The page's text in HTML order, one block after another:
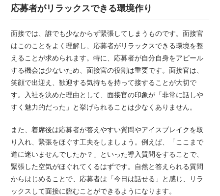
応募者がリラックスできる環境作り
面接では、誰でも少なからず緊張してしまうものです。面接官
はこのことをよく理解し、応募者がリラックスできる環境を整
えることが求められます。特に、応募者が自分自身をアピール
する機会は少ないため、面接官の役割は重要です。面接官は、
笑顔で出迎え、歓迎する気持ちを持って接することが大切で
す。入社を決めた理由として、面接官の印象が「非常に話しや
すく魅力的だった」と挙げられることは少なくありません。
また、着席後は応募者が答えやすい質問やアイスブレイクを取
り入れ、緊張をほぐす工夫をしましょう。例えば、「ここまで
道に迷いませんでしたか？」といった導入質問をすることで、
緊張した空気がほぐれてくるはずです。自然と答えられる質問
からはじめることで、応募者は「今日は話せる」と感じ、リラ
ックスして面接に臨むことができるようになります。